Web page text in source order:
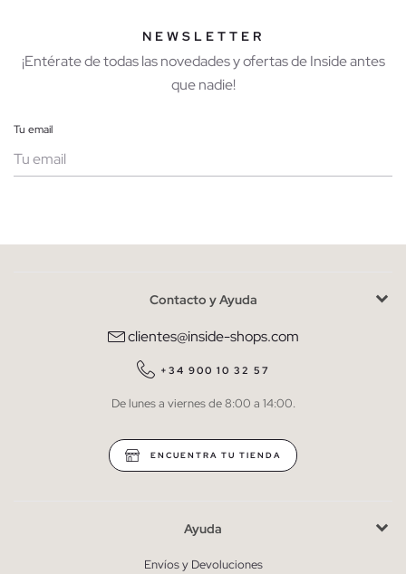
NEWSLETTER
¡Entérate de todas las novedades y ofertas de Inside antes
que nadie!
Tu email
He leído y entiendo lapolítica de privacidad
QUIERO SUSCRIBIRME
* Puedes cancelar la suscripción en cualquier momento.
Contacto y Ayuda
clientes@inside-shops.com
+34 900 10 32 57
De lunes a viernes de 8:00 a 14:00.
ENCUENTRA TU TIENDA
Ayuda
Envíos y Devoluciones